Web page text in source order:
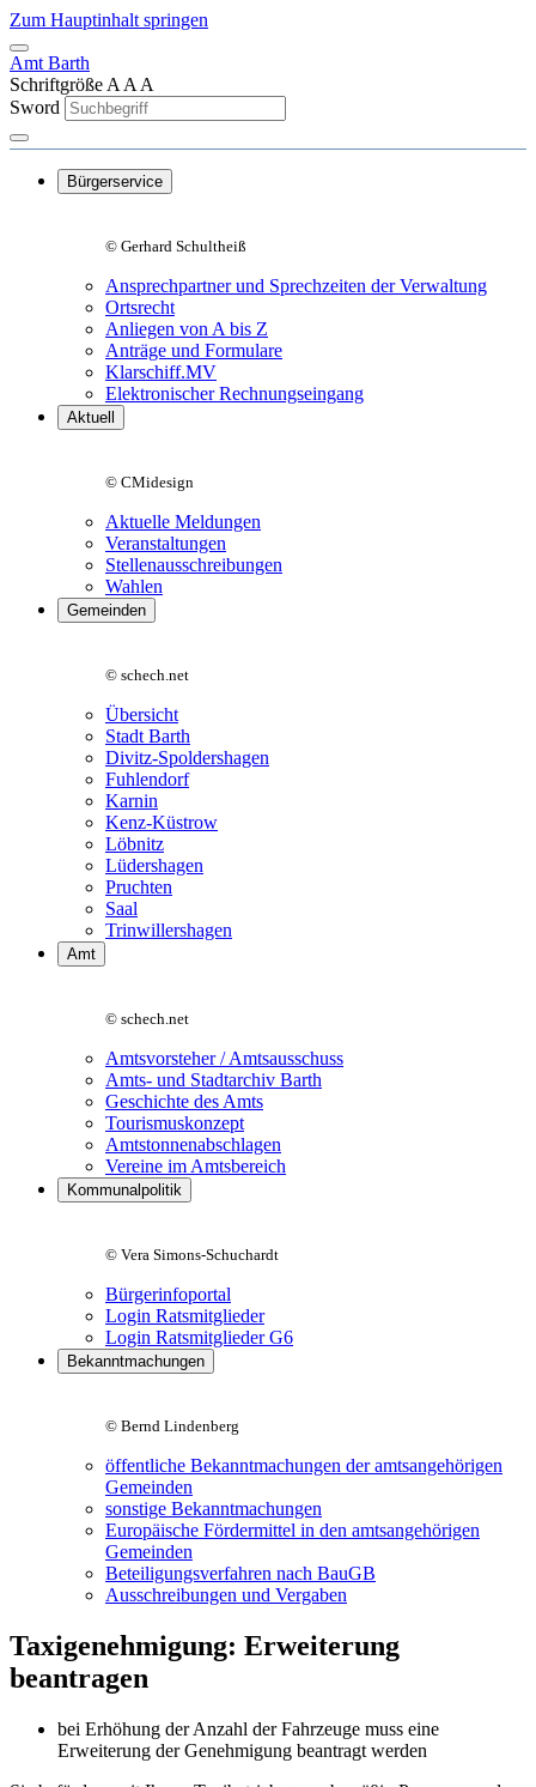
Zum Hauptinhalt springen
Amt Barth
Schriftgröße A A A
Sword
Bürgerservice
© Gerhard Schultheiß
Ansprechpartner und Sprechzeiten der Verwaltung
Ortsrecht
Anliegen von A bis Z
Anträge und Formulare
Klarschiff.MV
Elektronischer Rechnungseingang
Aktuell
© CMidesign
Aktuelle Meldungen
Veranstaltungen
Stellenausschreibungen
Wahlen
Gemeinden
© schech.net
Übersicht
Stadt Barth
Divitz-Spoldershagen
Fuhlendorf
Karnin
Kenz-Küstrow
Löbnitz
Lüdershagen
Pruchten
Saal
Trinwillershagen
Amt
© schech.net
Amtsvorsteher / Amtsausschuss
Amts- und Stadtarchiv Barth
Geschichte des Amts
Tourismuskonzept
Amtstonnenabschlagen
Vereine im Amtsbereich
Kommunalpolitik
© Vera Simons-Schuchardt
Bürgerinfoportal
Login Ratsmitglieder
Login Ratsmitglieder G6
Bekanntmachungen
© Bernd Lindenberg
öffentliche Bekanntmachungen der amtsangehörigen
Gemeinden
sonstige Bekanntmachungen
Europäische Fördermittel in den amtsangehörigen
Gemeinden
Beteiligungsverfahren nach BauGB
Ausschreibungen und Vergaben
Taxigenehmigung: Erweiterung
beantragen
bei Erhöhung der Anzahl der Fahrzeuge muss eine
Erweiterung der Genehmigung beantragt werden